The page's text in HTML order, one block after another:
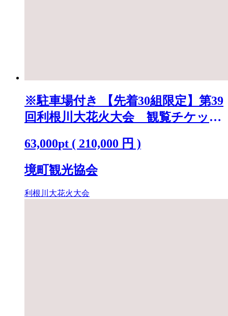
※駐車場付き 【先着30組限定】第39
回利根川大花火大会 観覧チケット
63,000pt ( 210,000 円 )
境町観光協会
利根川大花火大会